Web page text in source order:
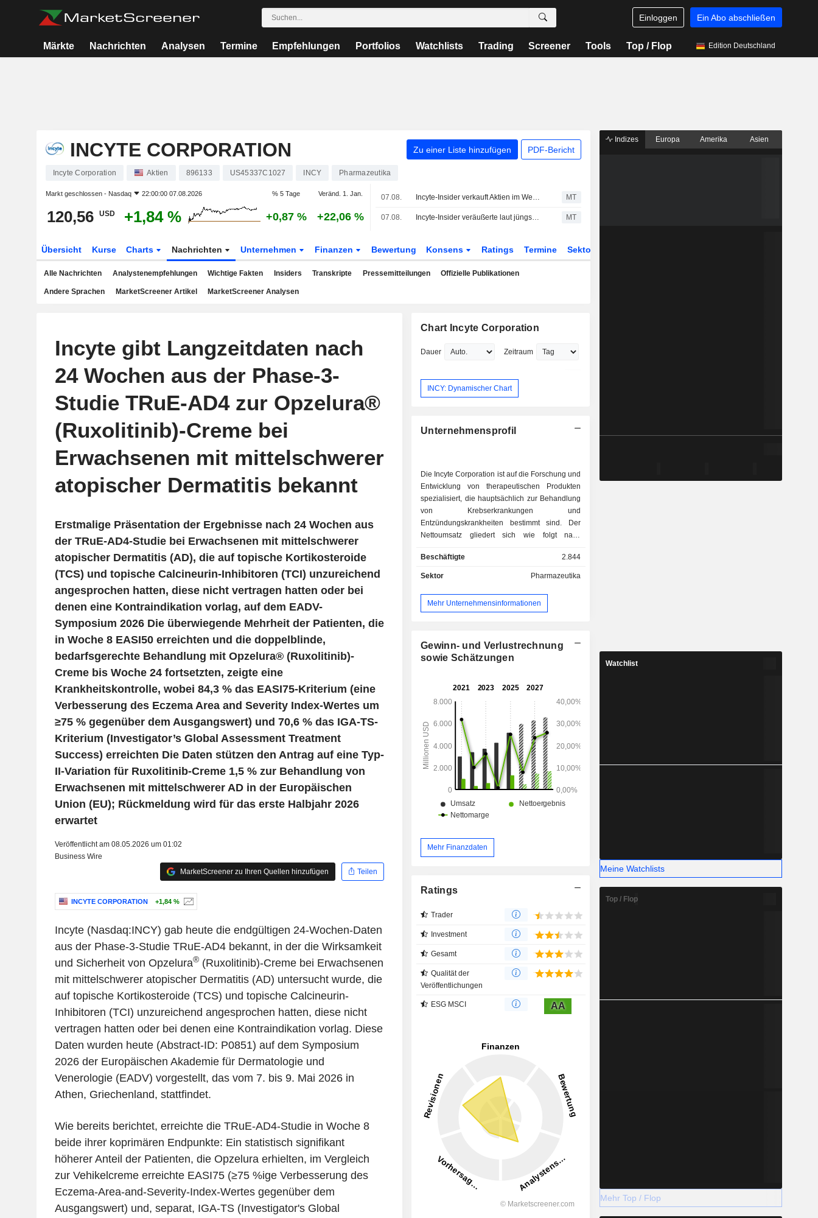
Einloggen Ein Abo abschließen
Märkte Nachrichten Analysen Termine Empfehlungen Portfolios Watchlists Trading Screener Tools Top / Flop Edition Deutschland
INCYTE CORPORATION Zu einer Liste hinzufügen PDF-Bericht
Incyte Corporation Aktien 896133 US45337C1027 INCY Pharmazeutika
Markt geschlossen - Nasdaq 22:00:00 07.08.2026 % 5 Tage Veränd. 1. Jan.
120,56 USD +1,84 % +0,87 % +22,06 %
07.08. Incyte-Insider verkauft Aktien im Wert von 273.646 USD, wie aus einer aktuellen SEC-Meldung hervorgeht MT
07.08. Incyte-Insider veräußerte laut jüngster SEC-Meldung Aktien im Wert von 1.305.422 USD MT
Übersicht Kurse Charts Nachrichten Unternehmen Finanzen Bewertung Konsens Ratings Termine Sektor
Alle Nachrichten Analystenempfehlungen Wichtige Fakten Insiders Transkripte Pressemitteilungen Offizielle Publikationen
Andere Sprachen MarketScreener Artikel MarketScreener Analysen
Incyte gibt Langzeitdaten nach
24 Wochen aus der Phase-3-
Studie TRuE-AD4 zur Opzelura®
(Ruxolitinib)-Creme bei
Erwachsenen mit mittelschwerer
atopischer Dermatitis bekannt
Erstmalige Präsentation der Ergebnisse nach 24 Wochen aus
der TRuE-AD4-Studie bei Erwachsenen mit mittelschwerer
atopischer Dermatitis (AD), die auf topische Kortikosteroide
(TCS) und topische Calcineurin-Inhibitoren (TCI) unzureichend
angesprochen hatten, diese nicht vertragen hatten oder bei
denen eine Kontraindikation vorlag, auf dem EADV-
Symposium 2026 Die überwiegende Mehrheit der Patienten, die
in Woche 8 EASI50 erreichten und die doppelblinde,
bedarfsgerechte Behandlung mit Opzelura® (Ruxolitinib)-
Creme bis Woche 24 fortsetzten, zeigte eine
Krankheitskontrolle, wobei 84,3 % das EASI75-Kriterium (eine
Verbesserung des Eczema Area and Severity Index-Wertes um
≥75 % gegenüber dem Ausgangswert) und 70,6 % das IGA-TS-
Kriterium (Investigator’s Global Assessment Treatment
Success) erreichten Die Daten stützen den Antrag auf eine Typ-
II-Variation für Ruxolitinib-Creme 1,5 % zur Behandlung von
Erwachsenen mit mittelschwerer AD in der Europäischen
Union (EU); Rückmeldung wird für das erste Halbjahr 2026
erwartet
Veröffentlicht am 08.05.2026 um 01:02
Business Wire
MarketScreener zu Ihren Quellen hinzufügen
Teilen
INCYTE CORPORATION +1,84 %
Incyte (Nasdaq:INCY) gab heute die endgültigen 24-Wochen-Daten
aus der Phase-3-Studie TRuE-AD4 bekannt, in der die Wirksamkeit
und Sicherheit von Opzelura®(Ruxolitinib)-Creme bei Erwachsenen
mit mittelschwerer atopischer Dermatitis (AD) untersucht wurde, die
auf topische Kortikosteroide (TCS) und topische Calcineurin-
Inhibitoren (TCI) unzureichend angesprochen hatten, diese nicht
vertragen hatten oder bei denen eine Kontraindikation vorlag. Diese
Daten wurden heute (Abstract-ID: P0851) auf dem Symposium
2026 der Europäischen Akademie für Dermatologie und
Venerologie (EADV) vorgestellt, das vom 7. bis 9. Mai 2026 in
Athen, Griechenland, stattfindet.
Wie bereits berichtet, erreichte die TRuE-AD4-Studie in Woche 8
beide ihrer koprimären Endpunkte: Ein statistisch signifikant
höherer Anteil der Patienten, die Opzelura erhielten, im Vergleich
zur Vehikelcreme erreichte EASI75 (≥75 %ige Verbesserung des
Eczema-Area-and-Severity-Index-Wertes gegenüber dem
Ausgangswert) und, separat, IGA-TS (Investigator's Global
Chart Incyte Corporation
Dauer Zeitraum
INCY: Dynamischer Chart
Unternehmensprofil
Die Incyte Corporation ist auf die Forschung und
Entwicklung von therapeutischen Produkten
spezialisiert, die hauptsächlich zur Behandlung
von Krebserkrankungen und
Entzündungskrankheiten bestimmt sind. Der
Nettoumsatz gliedert sich wie folgt nach
Lizenzgebühren (12,4 %); - Erträge aus
Forschungs- und Kooperationsvereinbarungen
Beschäftigte 2.844
Sektor Pharmazeutika
Mehr Unternehmensinformationen
Gewinn- und Verlustrechnung
sowie Schätzungen
Mehr Finanzdaten
Ratings
Trader
Investment
Gesamt
Qualität der
Veröffentlichungen
ESG MSCI AA
Indizes Europa Amerika Asien
Watchlist
Meine Watchlists
Top / Flop
Mehr Top / Flop